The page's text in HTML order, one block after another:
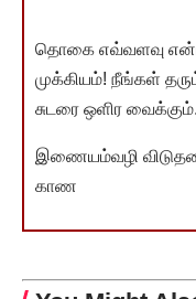
தொகை எவ்வளவு
முக்கியம்! நீங்கள்
சுடரை ஒளிர
இணையம்வழி
காண